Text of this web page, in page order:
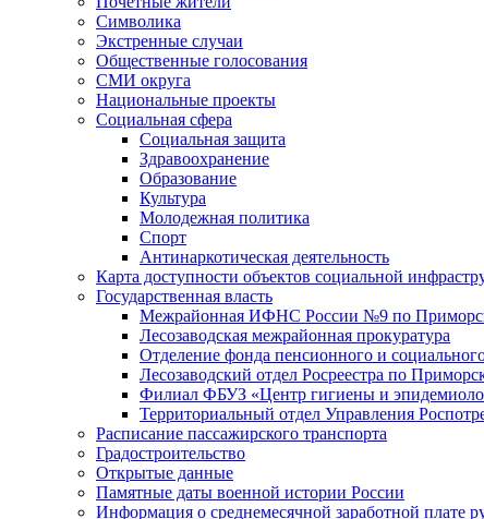
Символика
Экстренные случаи
Общественные голосования
СМИ округа
Национальные проекты
Социальная сфера
Социальная защита
Здравоохранение
Образование
Культура
Молодежная политика
Спорт
Антинаркотическая деятельность
Карта доступности объектов социальной
Государственная власть
Межрайонная ИФНС России №9 по
Лесозаводская межрайонная прокуратура
Отделение фонда пенсионного и
Лесозаводский отдел Росреестра по
Филиал ФБУЗ «Центр гигиены и
Территориальный отдел Управления
Расписание пассажирского транспорта
Градостроительство
Открытые данные
Памятные даты военной истории России
Информация о среднемесячной заработной плате